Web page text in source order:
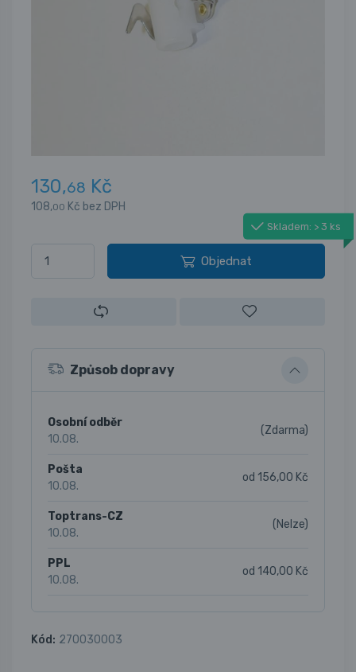
130,68 Kč
108,00 Kč bez DPH
Skladem: > 3 ks
Objednat
Způsob dopravy
Osobní odběr
10.08.
(Zdarma)
Pošta
10.08.
od 156,00 Kč
Toptrans-CZ
10.08.
(Nelze)
PPL
10.08.
od 140,00 Kč
Kód: 270030003